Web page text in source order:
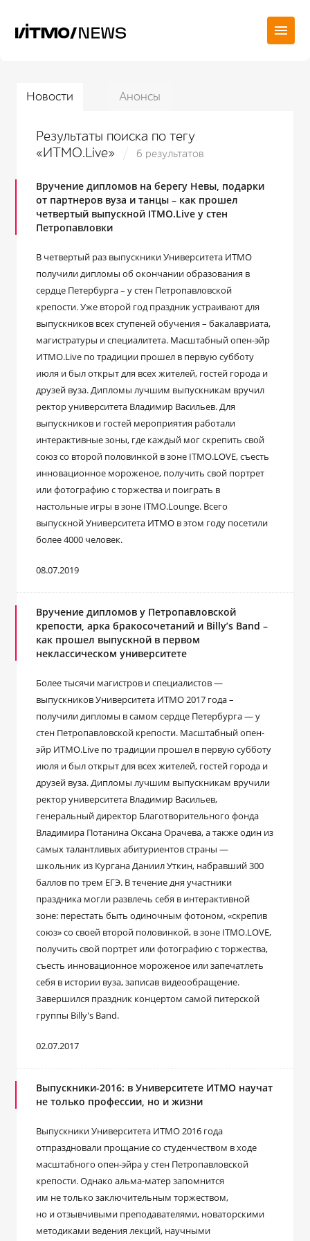
Новости Анонсы
Результаты поиска по тегу
«ИТМО.Live»
6 результатов
Вручение дипломов на берегу Невы, подарки
от партнеров вуза и танцы – как прошел
четвертый выпускной ITMO.Live у стен
Петропавловки
В четвертый раз выпускники Университета ИТМО
получили дипломы об окончании образования в
сердце Петербурга – у стен Петропавловской
крепости. Уже второй год праздник устраивают для
выпускников всех ступеней обучения – бакалавриата,
магистратуры и специалитета. Масштабный опен-эйр
ИТМО.Live по традиции прошел в первую субботу
июля и был открыт для всех жителей, гостей города и
друзей вуза. Дипломы лучшим выпускникам вручил
ректор университета Владимир Васильев. Для
выпускников и гостей мероприятия работали
интерактивные зоны, где каждый мог скрепить свой
союз со второй половинкой в зоне ITMO.LOVE, съесть
инновационное мороженое, получить свой портрет
или фотографию с торжества и поиграть в
настольные игры в зоне ITMO.Lounge. Всего
выпускной Университета ИТМО в этом году посетили
более 4000 человек.
08.07.2019
Вручение дипломов у Петропавловской
крепости, арка бракосочетаний и Billy’s Band –
как прошел выпускной в первом
неклассическом университете
Более тысячи магистров и специалистов —
выпускников Университета ИТМО 2017 года –
получили дипломы в самом сердце Петербурга — у
стен Петропавловской крепости. Масштабный опен-
эйр ИТМО.Live по традиции прошел в первую субботу
июля и был открыт для всех жителей, гостей города и
друзей вуза. Дипломы лучшим выпускникам вручили
ректор университета Владимир Васильев,
генеральный директор Благотворительного фонда
Владимира Потанина Оксана Орачева, а также один из
самых талантливых абитуриентов страны —
школьник из Кургана Даниил Уткин, набравший 300
баллов по трем ЕГЭ. В течение дня участники
праздника могли развлечь себя в интерактивной
зоне: перестать быть одиночным фотоном, «скрепив
союз» со своей второй половинкой, в зоне ITMO.LOVE,
получить свой портрет или фотографию с торжества,
съесть инновационное мороженое или запечатлеть
себя в истории вуза, записав видеообращение.
Завершился праздник концертом самой питерской
группы Billy's Band.
02.07.2017
Выпускники-2016: в Университете ИТМО научат
не только профессии, но и жизни
Выпускники Университета ИТМО 2016 года
отпраздновали прощание со студенчеством в ходе
масштабного опен-эйра у стен Петропавловской
крепости. Однако альма-матер запомнится
им не только заключительным торжеством,
но и отзывчивыми преподавателями, новаторскими
методиками ведения лекций, научными